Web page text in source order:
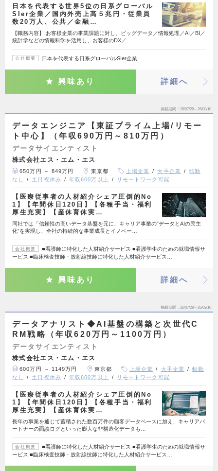
日本を代表する世界5位の日系グローバル
SIer企業／国内外売上高５兆円・従業員
数20万人、公共／金融…
【職務内容】 お客様企業の事業課題に対し、ビッグデータ／情報処理／AI／BI／
統計学などの情報科学を活用し、お客様のDX／…
会社概要 日本を代表する日系グローバルSIer企業
興味あり 詳細へ
掲載期間 26/07/28～26/08/10
データエンジニア【東証プライム上場/リモー
ト中心】（年収690万円～810万円）
データサイエンティスト
株式会社エス・エム・エス
650万円 ～ 849万円 東京都 上場企業 大手企業
転勤
なし
土日祝休み 年収600万以上 リモートワーク可能
【医療従事者の人材紹介シェア圧倒的No
1】【年間休日120日】【各種手当・福利
厚生充実】【産休育休実…
同社では「信頼性の高いデータ基盤を元に、キャリア事業の”データとAIの民主
化”を実現し、全社の持続的な事業成長とイノベー…
会社概要
■看護師に特化した人材紹介サービス ■看護学生のための就職情報サ
ービス ■臨床検査技師・放射線技師に特化した人材紹介サービス…
興味あり 詳細へ
掲載期間 26/07/28～26/08/10
データアナリスト◆AI基盤の構築と次世代C
RM戦略（年収620万円～1100万円）
データサイエンティスト
株式会社エス・エム・エス
600万円 ～ 1149万円 東京都 上場企業 大手企業
転勤
なし
土日祝休み 年収600万以上 リモートワーク可能
【医療従事者の人材紹介シェア圧倒的No
1】【年間休日120日】【各種手当・福利
厚生充実】【産休育休実…
長年の事業を通じて蓄積された数百万件の顧客データベースに加え、キャリアパ
ートナーの面談ログといった膨大な非構造化データも…
会社概要
■看護師に特化した人材紹介サービス ■看護学生のための就職情報サ
ービス ■臨床検査技師・放射線技師に特化した人材紹介サービス…